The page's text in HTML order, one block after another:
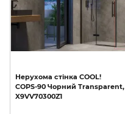
Нерухома стінка COOL!
COPS-90 Чорний Transparent,
X9VV70300Z1